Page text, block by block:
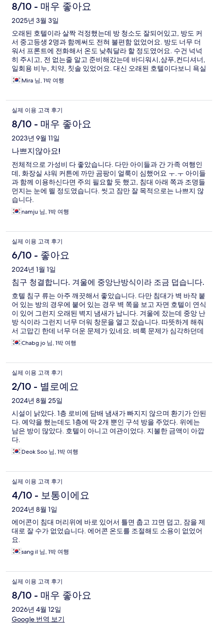
8/10 - 매우 좋아요
2025년 3월 3일
오래된 호텔이라 살짝 걱정했는데 방 청소도 잘되어있고, 방도 커
서 중고등생 2명과 함께써도 전혀 불편함 없었어요. 방도 너무 더
워서 프론트에 전화해서 온도 낮춰달라 할 정도였어요. 수건 넉넉
히 주시고, 전 없는줄 알고 준비해갔는데 바디워시,샴푸,컨디셔너,
일회용 비누, 치약, 칫솔 있었어요. 대신 오래된 호텔이다보니 욕실
은 쪼금 허름하고, 세면대 배수구멍이 고장난거 빼고 만족했습니
다. 그래서 시설부분에서 별하나 뺏어요. 또 예약 의향있어요~
Mira 님, 1박 여행
실제 이용 고객 후기
8/10 - 매우 좋아요
2023년 9월 11일
나쁘지않아요!
전체적으로 가성비 다 좋았습니다. 다만 아이들과 간 가족 여행인
데, 화장실 샤워 커튼에 까만 곰팡이 얼룩이 심했어요 ㅜ.ㅜ 아이들
과 함께 이용하신다면 주의 필요할 듯 했고, 침대 아래 쪽과 조명들
먼지는 눈에 띌 정도였습니다. 씻고 잠만 잘 목적으로는 나쁘지 않
습니다.
namju 님, 1박 여행
실제 이용 고객 후기
6/10 - 좋아요
2024년 1월 1일
침구 청결합니다. 겨울에 중앙난방식이라 조금 덥습니다.
호텔 침구 류는 아주 깨끗해서 좋았습니다. 다만 침대가 벽 바작 붙
어 있는 방의 경우에 붙어 있는 경우 벽 쪽을 보고 자면 호텔이 연식
이 있어 그런지 오래된 벽지 냄새가 납니다. 겨울에 잤는데 중앙 난
방 식이라 그런지 너무 더워 창문을 열고 잤습니다. 따뜻하게 해줘
서 고맙긴 한데 너무 더운 문제가 있네요. 벼룩 문제가 심각하던데
여기의 침구 청결 상태는 아주 좋은것 같습니다.
Chabg jo 님, 1박 여행
실제 이용 고객 후기
2/10 - 별로예요
2024년 8월 25일
시설이 낡았다. 1층 로비에 담배 냄새가 빠지지 않으며 환기가 안된
다. 예약을 했는데도 1층에 딱 2개 뿐인 구석 방을 주었다. 위에는
남은 방이 많았다. 호텔이 아니고 여관이었다. 지불한 금액이 아깝
다.
Deok Soo 님, 1박 여행
실제 이용 고객 후기
4/10 - 보통이에요
2024년 8월 1일
에어콘이 침대 머리위에 바로 있어서 틀면 춥고 끄면 덥고, 잠을 제
대로 잘 수가 없었습니다. 에어콘 온도를 조절해도 소용이 없었어
요.
sang il 님, 1박 여행
실제 이용 고객 후기
8/10 - 매우 좋아요
2026년 4월 12일
Google 번역 보기